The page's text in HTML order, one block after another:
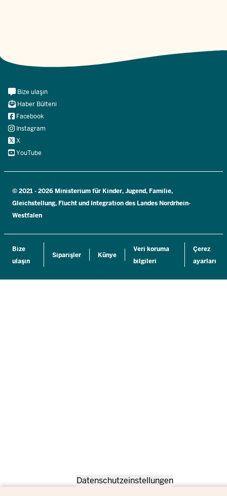
Datenschutzeinstellungen
Bize
ulaşın
Siparişler Künye
Veri koruma
bilgileri
Çerez
ayarları
Meta
Navi
Social
Bize ulaşın
Haber Bülteni
Facebook
Instagram
X
YouTube
© 2021 - 2026 Ministerium für Kinder, Jugend, Familie,
Gleichstellung, Flucht und Integration des Landes Nordrhein-
Westfalen